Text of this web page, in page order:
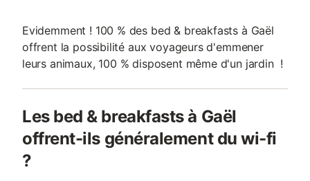
Evidemment ! 100 % des bed & breakfasts à Gaël
offrent la possibilité aux voyageurs d'emmener
leurs animaux, 100 % disposent même d'un jardin !
Les bed & breakfasts à Gaël
offrent-ils généralement du wi-fi
?